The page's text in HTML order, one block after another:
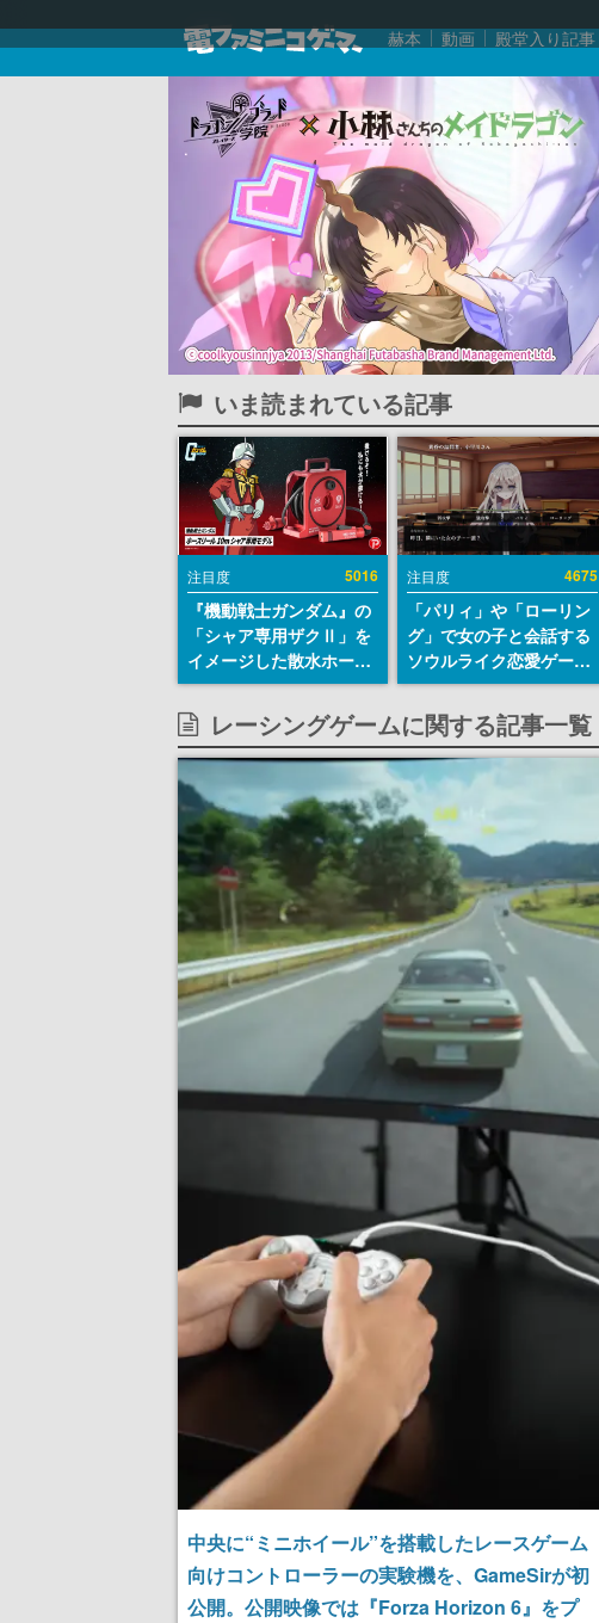
赫本 動画 殿堂入り記事
いま読まれている記事
注目度 5016
『機動戦士ガンダム』の
「シャア専用ザクⅡ」を
イメージした散水ホース
リールが予約開始。本体
にはシャアのパーソナル
マークやジオン公国軍の
エンブレム、型式番号な
どを配置
注目度 4675
「パリィ」や「ローリン
グ」で女の子と会話する
ソウルライク恋愛ゲーム
『小早川さんはソウルラ
イク』無料公開。返事に
失敗すると「YOU
DIED」
レーシングゲームに関する記事一覧
中央に“ミニホイール”を搭載したレースゲーム
向けコントローラーの実験機を、GameSirが初
公開。公開映像では『Forza Horizon 6』をプ